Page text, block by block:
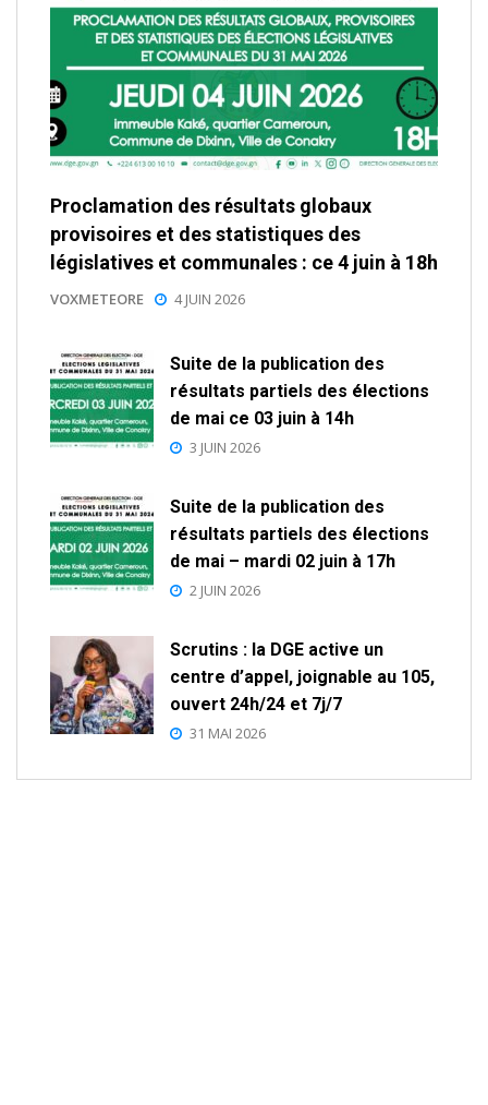
Proclamation des résultats globaux
provisoires et des statistiques des
législatives et communales : ce 4 juin à 18h
VOXMETEORE 4 JUIN 2026
Suite de la publication des
résultats partiels des élections
de mai ce 03 juin à 14h
3 JUIN 2026
Suite de la publication des
résultats partiels des élections
de mai – mardi 02 juin à 17h
2 JUIN 2026
Scrutins : la DGE active un
centre d’appel, joignable au 105,
ouvert 24h/24 et 7j/7
31 MAI 2026